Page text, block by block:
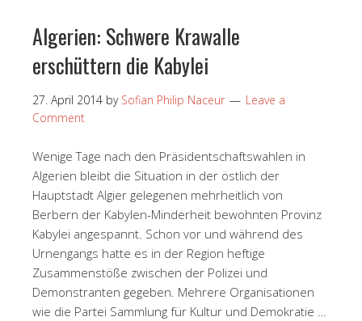
Algerien: Schwere Krawalle
erschüttern die Kabylei
27. April 2014 by Sofian Philip Naceur
Leave a
Comment
Wenige Tage nach den Präsidentschaftswahlen in
Algerien bleibt die Situation in der östlich der
Hauptstadt Algier gelegenen mehrheitlich von
Berbern der Kabylen-Minderheit bewohnten Provinz
Kabylei angespannt. Schon vor und während des
Urnengangs hatte es in der Region heftige
Zusammenstöße zwischen der Polizei und
Demonstranten gegeben. Mehrere Organisationen
wie die Partei Sammlung für Kultur und Demokratie …